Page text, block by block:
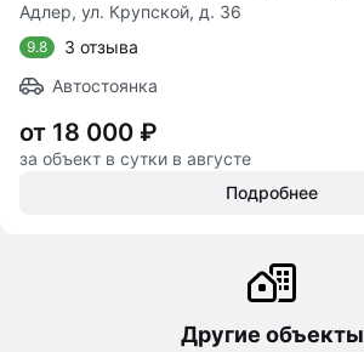
Адлер, ул. Крупской, д. 36
9.8
3 отзыва
Автостоянка
от 18 000 ₽
за объект в сутки в августе
Подробнее
Другие объекты